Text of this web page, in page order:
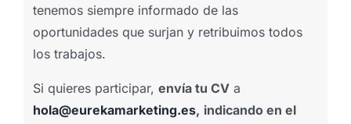
tenemos siempre informado de las
oportunidades que surjan y retribuimos todos
los trabajos.
Si quieres participar, envía tu CV a
hola@eurekamarketing.es, indicando en el